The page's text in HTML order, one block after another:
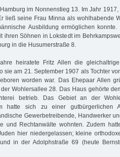
im Nonnenstieg 13. Im Jahr
ließ seine Frau Minna als wohlhabende
Ausbildung ermöglichen
ihren Söhnen in Lokstedt im
in die Husumerstraße 8.
heiratete Fritz Allen die
sie am 21. September 1907 als Tochter
worden war. Das Ehepaar Allen
Wohlersallee 28. Das Haus gehörte
betrieb. Das Gebiet an der
hatte sich zu einer gutbürgerlichen
Gewerbetreibende, Handwerker
und Rechtanwälte wohnten. Zudem
hier niedergelassen; kleine
in der Adolphstraße 69 (heute